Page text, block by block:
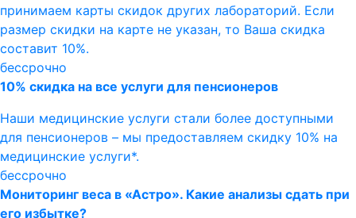
принимаем карты скидок других лабораторий. Если
размер скидки на карте не указан, то Ваша скидка
составит 10%.
бессрочно
10% скидка на все услуги для пенсионеров
Наши медицинские услуги стали более доступными
для пенсионеров – мы предоставляем скидку 10% на
медицинские услуги*.
бессрочно
Мониторинг веса в «Астро». Какие анализы сдать при
его избытке?